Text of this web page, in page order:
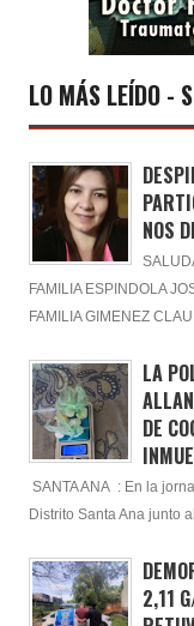
LO MÁS LEÍDO -
NOS
FAMILIA ESPINDOLA
FAMILIA GIMENEZ
LA
DE
SANTA ANA : En la
Distrito Santa Ana junto
2,11